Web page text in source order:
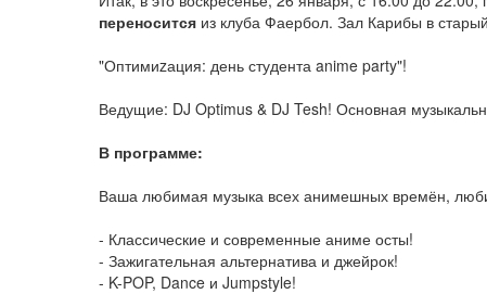
переносится из клуба Фаербол. Зал Карибы в
"Оптимиzация: день студента anime party"!
Ведущие: DJ Optimus & DJ Tesh! Основная
В программе:
Ваша любимая музыка всех анимешных времён,
- Классические и современные аниме осты!
- Зажигательная альтернатива и джейрок!
- K-POP, Dance и Jumpstyle!